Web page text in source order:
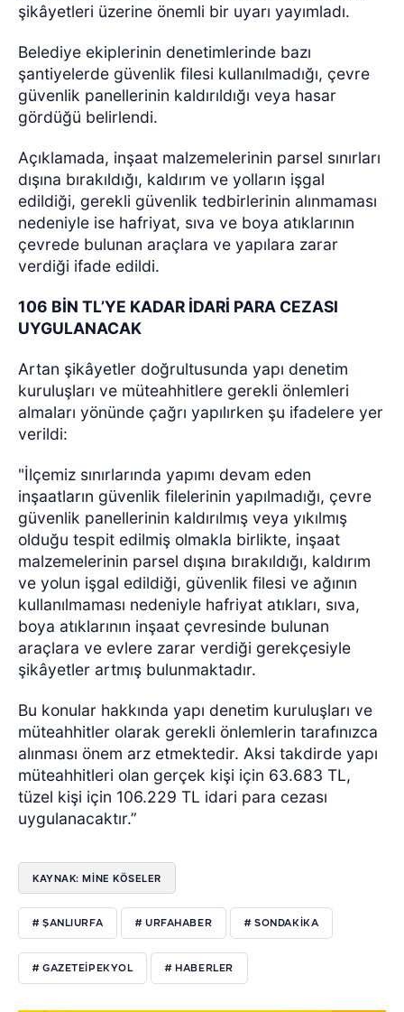
şikâyetleri üzerine önemli bir uyarı yayımladı.
Belediye ekiplerinin denetimlerinde bazı
şantiyelerde güvenlik filesi kullanılmadığı, çevre
güvenlik panellerinin kaldırıldığı veya hasar
gördüğü belirlendi.
Açıklamada, inşaat malzemelerinin parsel sınırları
dışına bırakıldığı, kaldırım ve yolların işgal
edildiği, gerekli güvenlik tedbirlerinin alınmaması
nedeniyle ise hafriyat, sıva ve boya atıklarının
çevrede bulunan araçlara ve yapılara zarar
verdiği ifade edildi.
106 BİN TL’YE KADAR İDARİ PARA CEZASI
UYGULANACAK
Artan şikâyetler doğrultusunda yapı denetim
kuruluşları ve müteahhitlere gerekli önlemleri
almaları yönünde çağrı yapılırken şu ifadelere yer
verildi:
"İlçemiz sınırlarında yapımı devam eden
inşaatların güvenlik filelerinin yapılmadığı, çevre
güvenlik panellerinin kaldırılmış veya yıkılmış
olduğu tespit edilmiş olmakla birlikte, inşaat
malzemelerinin parsel dışına bırakıldığı, kaldırım
ve yolun işgal edildiği, güvenlik filesi ve ağının
kullanılmaması nedeniyle hafriyat atıkları, sıva,
boya atıklarının inşaat çevresinde bulunan
araçlara ve evlere zarar verdiği gerekçesiyle
şikâyetler artmış bulunmaktadır.
Bu konular hakkında yapı denetim kuruluşları ve
müteahhitler olarak gerekli önlemlerin tarafınızca
alınması önem arz etmektedir. Aksi takdirde yapı
müteahhitleri olan gerçek kişi için 63.683 TL,
tüzel kişi için 106.229 TL idari para cezası
uygulanacaktır.”
KAYNAK: MİNE KÖSELER
# ŞANLIURFA # URFAHABER # SONDAKIKA
# GAZETEIPEKYOL # HABERLER